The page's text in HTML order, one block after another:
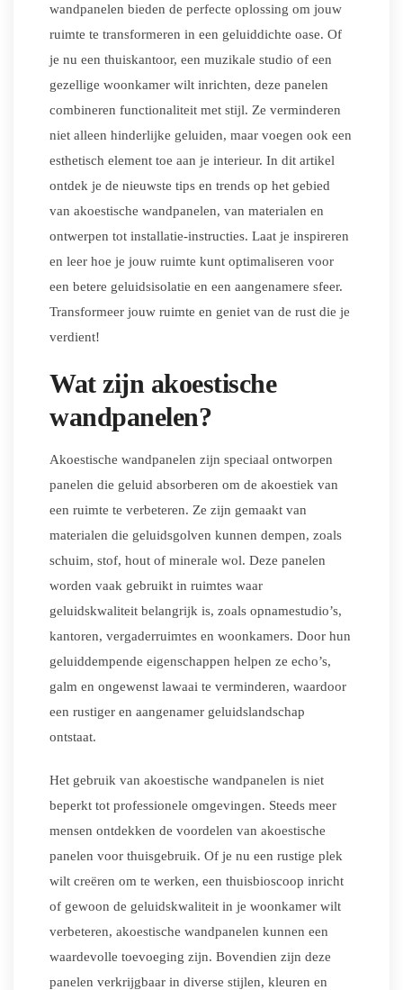
wandpanelen bieden de perfecte oplossing om jouw
ruimte te transformeren in een geluiddichte oase. Of
je nu een thuiskantoor, een muzikale studio of een
gezellige woonkamer wilt inrichten, deze panelen
combineren functionaliteit met stijl. Ze verminderen
niet alleen hinderlijke geluiden, maar voegen ook een
esthetisch element toe aan je interieur. In dit artikel
ontdek je de nieuwste tips en trends op het gebied
van akoestische wandpanelen, van materialen en
ontwerpen tot installatie-instructies. Laat je inspireren
en leer hoe je jouw ruimte kunt optimaliseren voor
een betere geluidsisolatie en een aangenamere sfeer.
Transformeer jouw ruimte en geniet van de rust die je
verdient!
Wat zijn akoestische
wandpanelen?
Akoestische wandpanelen zijn speciaal ontworpen
panelen die geluid absorberen om de akoestiek van
een ruimte te verbeteren. Ze zijn gemaakt van
materialen die geluidsgolven kunnen dempen, zoals
schuim, stof, hout of minerale wol. Deze panelen
worden vaak gebruikt in ruimtes waar
geluidskwaliteit belangrijk is, zoals opnamestudio’s,
kantoren, vergaderruimtes en woonkamers. Door hun
geluiddempende eigenschappen helpen ze echo’s,
galm en ongewenst lawaai te verminderen, waardoor
een rustiger en aangenamer geluidslandschap
ontstaat.
Het gebruik van akoestische wandpanelen is niet
beperkt tot professionele omgevingen. Steeds meer
mensen ontdekken de voordelen van akoestische
panelen voor thuisgebruik. Of je nu een rustige plek
wilt creëren om te werken, een thuisbioscoop inricht
of gewoon de geluidskwaliteit in je woonkamer wilt
verbeteren, akoestische wandpanelen kunnen een
waardevolle toevoeging zijn. Bovendien zijn deze
panelen verkrijgbaar in diverse stijlen, kleuren en